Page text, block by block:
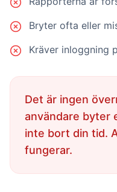
Bryter ofta eller
Kräver inloggning
Det är ingen
användare byter
inte bort din tid.
fungerar.